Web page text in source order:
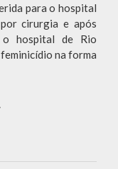
para o hospital
cirurgia e após
o hospital de Rio
na forma